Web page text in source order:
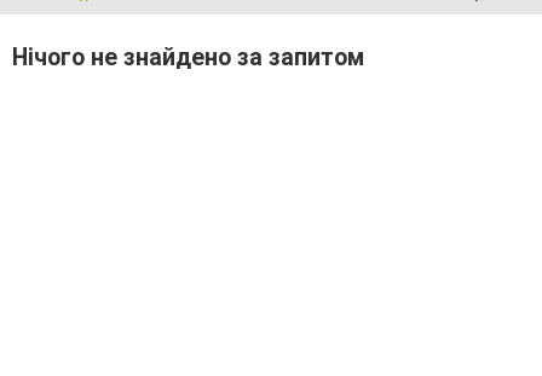
Нічого не знайдено за запитом